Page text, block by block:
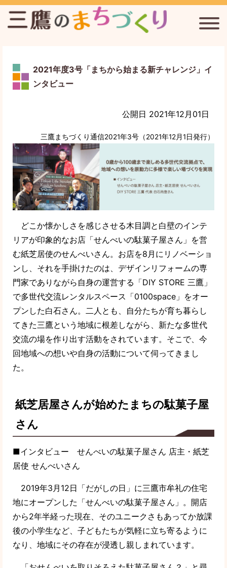
新川宿まちづくり協議会
三鷹まちづくり通信
三鷹のまちづくりについて
2021年度3号「まちから始まる新チャレンジ」イ
ンタビュー
公開日 2021年12月01日
三鷹まちづくり通信2021年3号（2021年12月1日発行）
どこか懐かしさを感じさせる木目調と白壁のインテ
リアが印象的なお店「せんべいの駄菓子屋さん」を営
む紙芝居使のせんべいさん。お店を8月にリノベーショ
ンし、それを手掛けたのは、デザインリフォームの専
門家でありながら自身の運営する「DIY STORE 三鷹」
で多世代交流レンタルスペース「0100space」をオー
プンした白石さん。二人とも、自分たちが育ち暮らし
てきた三鷹という地域に根差しながら、新たな多世代
交流の場を作り出す活動をされています。そこで、今
回地域への想いや自身の活動について伺ってきまし
た。
紙芝居屋さんが始めたまちの駄菓子屋
さん
■インタビュー せんべいの駄菓子屋さん 店主・紙芝
居使 せんべいさん
2019年3月12日「だがしの日」に三鷹市牟礼の住宅
地にオープンした「せんべいの駄菓子屋さん」。開店
から2年半経った現在、そのユニークさもあってか放課
後の小学生など、子どもたちが気軽に立ち寄るように
なり、地域にその存在が浸透し親しまれています。